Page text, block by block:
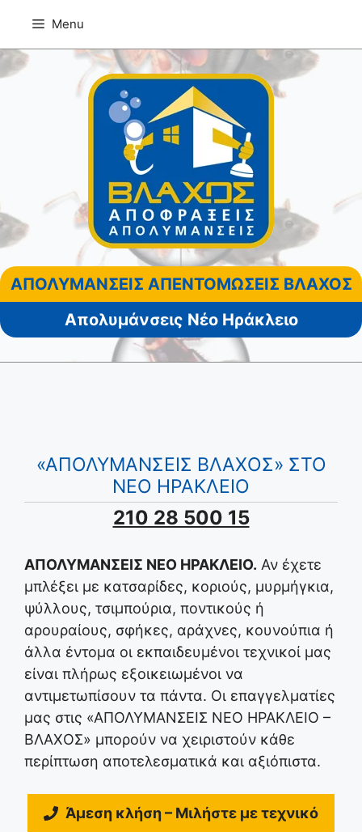
περιεχόμενο
Menu
ΑΠΟΛΥΜΑΝΣΕΙΣ ΑΠΕΝΤΟΜΩΣΕΙΣ ΒΛΑΧΟΣ
Απολυμάνσεις Νέο Ηράκλειο
«ΑΠΟΛΥΜΑΝΣΕΙΣ ΒΛΑΧΟΣ» ΣΤΟ
ΝΕΟ ΗΡΑΚΛΕΙΟ
210 28 500 15
ΑΠΟΛΥΜΑΝΣΕΙΣ ΝΕΟ ΗΡΑΚΛΕΙΟ. Αν έχετε
μπλέξει με κατσαρίδες, κοριούς, μυρμήγκια,
ψύλλους, τσιμπούρια, ποντικούς ή
αρουραίους, σφήκες, αράχνες, κουνούπια ή
άλλα έντομα οι εκπαιδευμένοι τεχνικοί μας
είναι πλήρως εξοικειωμένοι να
αντιμετωπίσουν τα πάντα. Οι επαγγελματίες
μας στις «ΑΠΟΛΥΜΑΝΣΕΙΣ ΝΕΟ ΗΡΑΚΛΕΙΟ –
ΒΛΑΧΟΣ» μπορούν να χειριστούν κάθε
περίπτωση αποτελεσματικά και αξιόπιστα.
Άμεση κλήση – Μιλήστε με τεχνικό